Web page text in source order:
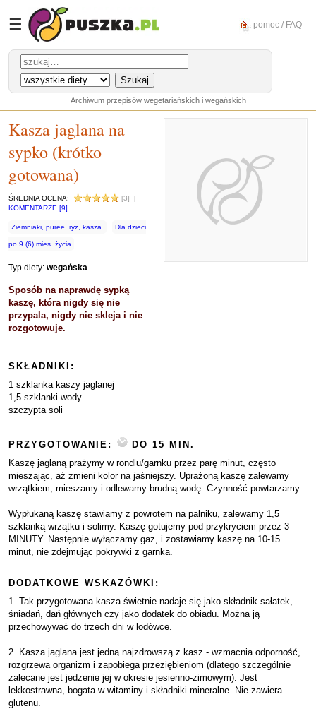
☰ pomoc / FAQ
Archiwum przepisów wegetariańskich i wegańskich
Kasza jaglana na
sypko (krótko
gotowana)
ŚREDNIA OCENA: [3]
|
KOMENTARZE [9]
Ziemniaki, puree, ryż, kasza Dla dzieci
po 9 (6) mies. życia
Typ diety: wegańska
Sposób na naprawdę sypką
kaszę, która nigdy się nie
przypala, nigdy nie skleja i nie
rozgotowuje.
SKŁADNIKI:
1 szklanka kaszy jaglanej
1,5 szklanki wody
szczypta soli
PRZYGOTOWANIE:
DO 15 MIN.
Kaszę jaglaną prażymy w rondlu/garnku przez parę minut, często
mieszając, aż zmieni kolor na jaśniejszy. Uprażoną kaszę zalewamy
wrzątkiem, mieszamy i odlewamy brudną wodę. Czynność powtarzamy.
Wypłukaną kaszę stawiamy z powrotem na palniku, zalewamy 1,5
szklanką wrzątku i solimy. Kaszę gotujemy pod przykryciem przez 3
MINUTY. Następnie wyłączamy gaz, i zostawiamy kaszę na 10-15
minut, nie zdejmując pokrywki z garnka.
DODATKOWE WSKAZÓWKI:
1. Tak przygotowana kasza świetnie nadaje się jako składnik sałatek,
śniadań, dań głównych czy jako dodatek do obiadu. Można ją
przechowywać do trzech dni w lodówce.
2. Kasza jaglana jest jedną najzdrowszą z kasz - wzmacnia odporność,
rozgrzewa organizm i zapobiega przeziębieniom (dlatego szczególnie
zalecane jest jedzenie jej w okresie jesienno-zimowym). Jest
lekkostrawna, bogata w witaminy i składniki mineralne. Nie zawiera
glutenu.